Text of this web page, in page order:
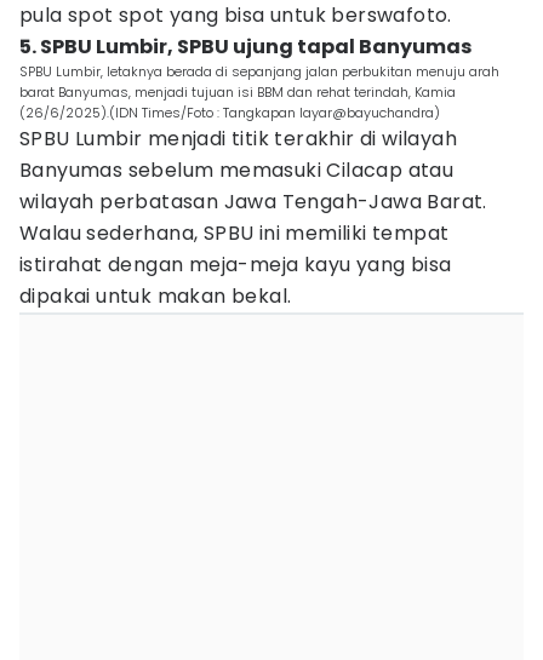
pula spot spot yang bisa untuk berswafoto.
5. SPBU Lumbir, SPBU ujung tapal Banyumas
SPBU Lumbir, letaknya berada di sepanjang jalan perbukitan menuju arah
barat Banyumas, menjadi tujuan isi BBM dan rehat terindah, Kamia
(26/6/2025).(IDN Times/Foto : Tangkapan layar@bayuchandra)
SPBU Lumbir menjadi titik terakhir di wilayah
Banyumas sebelum memasuki Cilacap atau
wilayah perbatasan Jawa Tengah-Jawa Barat.
Walau sederhana, SPBU ini memiliki tempat
istirahat dengan meja-meja kayu yang bisa
dipakai untuk makan bekal.